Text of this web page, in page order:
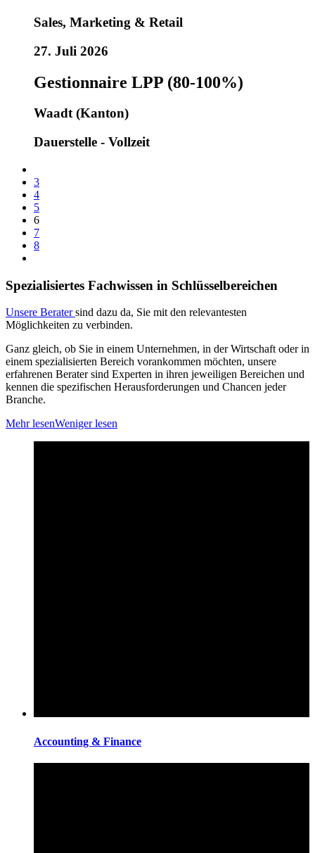
Sales, Marketing & Retail
27. Juli 2026
Gestionnaire LPP (80-100%)
Waadt (Kanton)
Dauerstelle - Vollzeit
3
4
5
6
7
8
Spezialisiertes Fachwissen in Schlüsselbereichen
Unsere Beratersind dazu da, Sie mit den relevantesten
Möglichkeiten zu verbinden.
Ganz gleich, ob Sie in einem Unternehmen, in der Wirtschaft oder in
einem spezialisierten Bereich vorankommen möchten, unsere
erfahrenen Berater sind Experten in ihren jeweiligen Bereichen und
kennen die spezifischen Herausforderungen und Chancen jeder
Branche.
Mehr lesenWeniger lesen
Accounting & Finance